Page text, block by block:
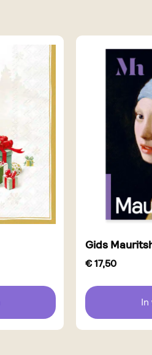
Gids
€17,50
In